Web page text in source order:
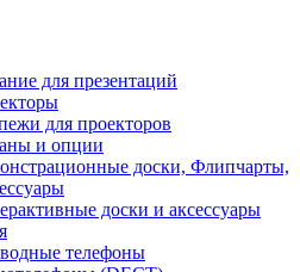
для презентаций
для проекторов
и опции
доски, Флипчарты,
доски и аксессуары
телефоны